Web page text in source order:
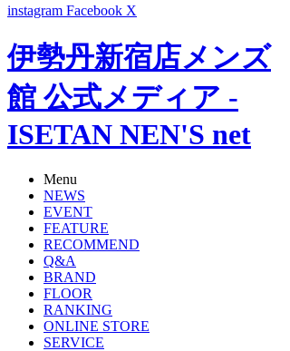
instagram Facebook X
伊勢丹新宿店メンズ
館 公式メディア -
ISETAN NEN'S net
Menu
NEWS
EVENT
FEATURE
RECOMMEND
Q&A
BRAND
FLOOR
RANKING
ONLINE STORE
SERVICE